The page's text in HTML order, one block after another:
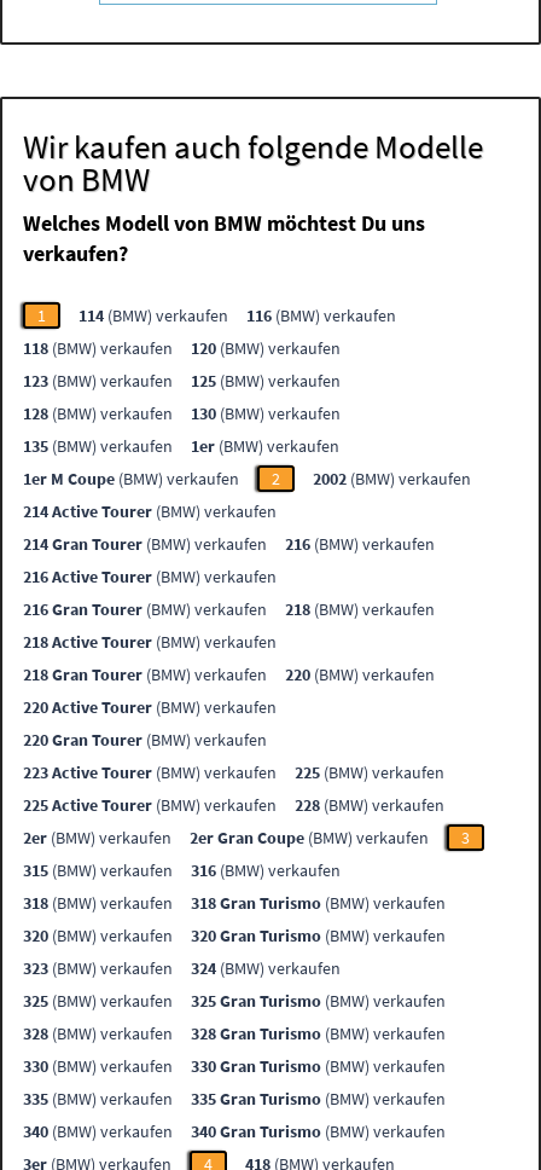
Wir kaufen auch folgende Modelle
von BMW
Welches Modell von BMW möchtest Du uns
verkaufen?
1 114 (BMW) verkaufen 116 (BMW) verkaufen
118 (BMW) verkaufen 120 (BMW) verkaufen
123 (BMW) verkaufen 125 (BMW) verkaufen
128 (BMW) verkaufen 130 (BMW) verkaufen
135 (BMW) verkaufen 1er (BMW) verkaufen
1er M Coupe (BMW) verkaufen 2 2002 (BMW) verkaufen
214 Active Tourer (BMW) verkaufen
214 Gran Tourer (BMW) verkaufen 216 (BMW) verkaufen
216 Active Tourer (BMW) verkaufen
216 Gran Tourer (BMW) verkaufen 218 (BMW) verkaufen
218 Active Tourer (BMW) verkaufen
218 Gran Tourer (BMW) verkaufen 220 (BMW) verkaufen
220 Active Tourer (BMW) verkaufen
220 Gran Tourer (BMW) verkaufen
223 Active Tourer (BMW) verkaufen 225 (BMW) verkaufen
225 Active Tourer (BMW) verkaufen 228 (BMW) verkaufen
2er (BMW) verkaufen 2er Gran Coupe (BMW) verkaufen
3
315 (BMW) verkaufen 316 (BMW) verkaufen
318 (BMW) verkaufen 318 Gran Turismo (BMW) verkaufen
320 (BMW) verkaufen 320 Gran Turismo (BMW) verkaufen
323 (BMW) verkaufen 324 (BMW) verkaufen
325 (BMW) verkaufen 325 Gran Turismo (BMW) verkaufen
328 (BMW) verkaufen 328 Gran Turismo (BMW) verkaufen
330 (BMW) verkaufen 330 Gran Turismo (BMW) verkaufen
335 (BMW) verkaufen 335 Gran Turismo (BMW) verkaufen
340 (BMW) verkaufen 340 Gran Turismo (BMW) verkaufen
3er (BMW) verkaufen 4 418 (BMW) verkaufen